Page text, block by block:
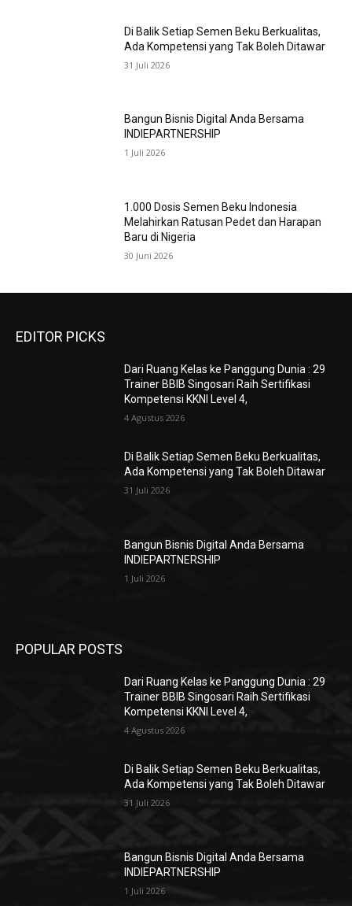
Di Balik Setiap Semen Beku Berkualitas,
Ada Kompetensi yang Tak Boleh Ditawar
31 Juli 2026
Bangun Bisnis Digital Anda Bersama
INDIEPARTNERSHIP
1 Juli 2026
1.000 Dosis Semen Beku Indonesia
Melahirkan Ratusan Pedet dan Harapan
Baru di Nigeria
30 Juni 2026
EDITOR PICKS
Dari Ruang Kelas ke Panggung Dunia : 29
Trainer BBIB Singosari Raih Sertifikasi
Kompetensi KKNI Level 4,
4 Agustus 2026
Di Balik Setiap Semen Beku Berkualitas,
Ada Kompetensi yang Tak Boleh Ditawar
31 Juli 2026
Bangun Bisnis Digital Anda Bersama
INDIEPARTNERSHIP
1 Juli 2026
POPULAR POSTS
Dari Ruang Kelas ke Panggung Dunia : 29
Trainer BBIB Singosari Raih Sertifikasi
Kompetensi KKNI Level 4,
4 Agustus 2026
Di Balik Setiap Semen Beku Berkualitas,
Ada Kompetensi yang Tak Boleh Ditawar
31 Juli 2026
Bangun Bisnis Digital Anda Bersama
INDIEPARTNERSHIP
1 Juli 2026